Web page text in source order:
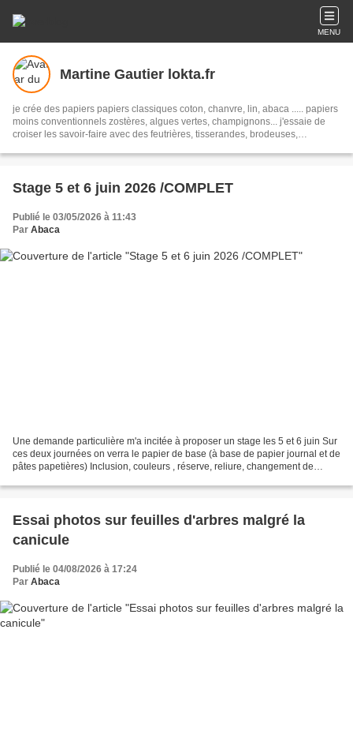
MENU
Martine Gautier lokta.fr
je crée des papiers papiers classiques coton, chanvre, lin, abaca ..... papiers
moins conventionnels zostères, algues vertes, champignons... j'essaie de
croiser les savoir-faire avec des feutrières, tisserandes, brodeuses,
une aventure , une recherche passionnante et je le crains sans fin
Stage 5 et 6 juin 2026 /COMPLET
Publié le 03/05/2026 à 11:43
Par Abaca
Une demande particulière m'a incitée à proposer un stage les 5 et 6 juin Sur
ces deux journées on verra le papier de base (à base de papier journal et de
pâtes papetières) Inclusion, couleurs , réserve, reliure, changement de
Essai photos sur feuilles d'arbres malgré la
canicule
Publié le 04/08/2026 à 17:24
Par Abaca